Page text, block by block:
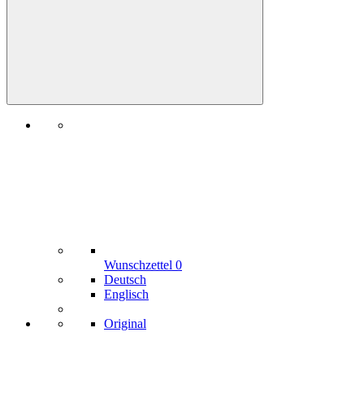
Wunschzettel 0
Deutsch
Englisch
Original